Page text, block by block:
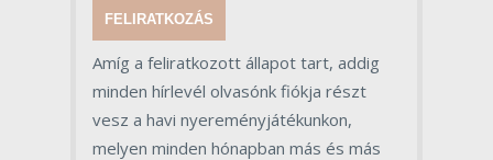
FELIRATKOZÁS
Amíg a feliratkozott állapot tart, addig
minden hírlevél olvasónk fiókja részt
vesz a havi nyereményjátékunkon,
melyen minden hónapban más és más